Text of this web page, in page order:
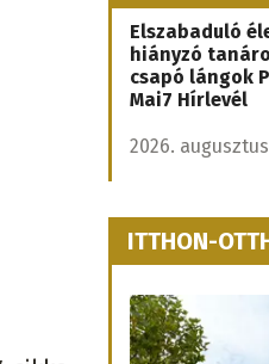
Elszabaduló
hiányzó
csapó lángok
Mai7 Hírlevél
2026. augusztus
ITTHON-